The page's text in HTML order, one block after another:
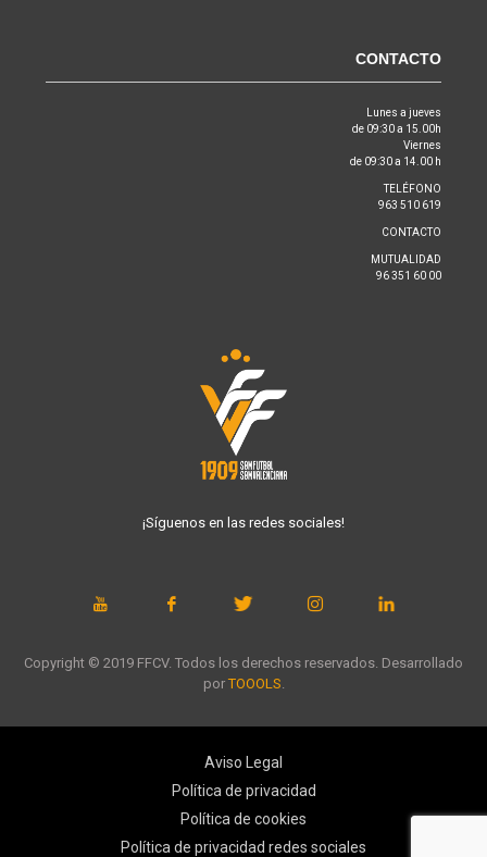
CONTACTO
Lunes a jueves
de 09:30 a 15.00h
Viernes
de 09:30 a 14.00 h
TELÉFONO
963 510 619
CONTACTO
MUTUALIDAD
96 351 60 00
¡Síguenos en las redes sociales!
Copyright © 2019 FFCV. Todos los derechos reservados. Desarrollado
porTOOOLS.
Aviso Legal
Política de privacidad
Política de cookies
Política de privacidad redes sociales